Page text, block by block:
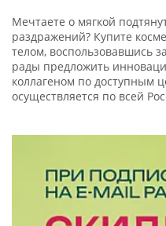
Мечтаете о мягкой
раздражений? Купите
телом, воспользовавшись
рады предложить
коллагеном по доступным
осуществляется по всей